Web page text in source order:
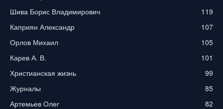
Шива Борис Владимирович
119
Каприян Александр
107
Орлов Михаил
105
Карев А. В.
101
Христианская жизнь
99
Журналы
85
Артемьев Олег
82